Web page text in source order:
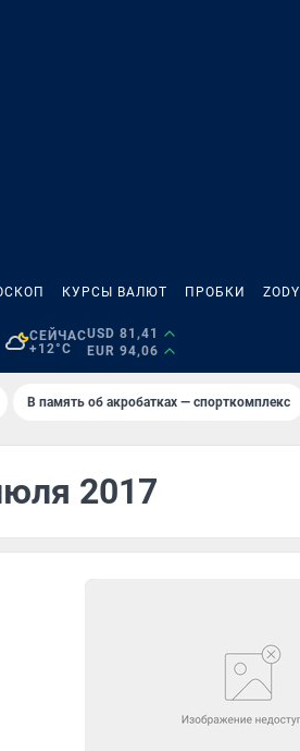
КУРСЫ ВАЛЮТ ПРОБКИ ZODY
СЕЙЧАС
+12°C
USD 81,41
EUR 94,06
В память об акробатках — спорткомплекс
2017